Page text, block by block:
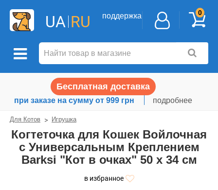
UA RU поддержка 0
Бесплатная доставка
при заказе на сумму от 999 грн подробнее
Для Котов Игрушка
Когтеточка для Кошек Войлочная
с Универсальным Креплением
Barksi "Кот в очках" 50 х 34 см
в избранное